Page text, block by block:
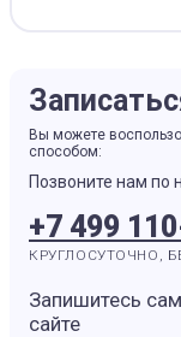
Вы можете
способом:
Позвоните нам по
+7 499
КРУГЛОСУТОЧНО,
Запишитесь
сайте